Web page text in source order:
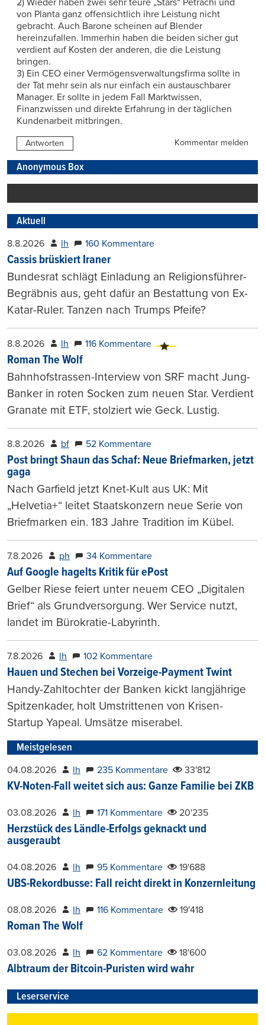
von Planta ganz offensichtlich ihre Leistung nicht
gebracht. Auch Barone scheinen auf Blender
hereinzufallen. Immerhin haben die beiden sicher gut
verdient auf Kosten der anderen, die die Leistung
bringen.
3) Ein CEO einer Vermögensverwaltungsfirma sollte in
der Tat mehr sein als nur einfach ein austauschbarer
Manager. Er sollte in jedem Fall Marktwissen,
Finanzwissen und direkte Erfahrung in der täglichen
Kundenarbeit mitbringen.
Antworten Kommentar melden
Anonymous Box
Aktuell
8.8.2026 lh 160 Kommentare
Cassis brüskiert Iraner
Bundesrat schlägt Einladung an Religionsführer-
Begräbnis aus, geht dafür an Bestattung von Ex-
Katar-Ruler. Tanzen nach Trumps Pfeife?
8.8.2026 lh 116 Kommentare
Roman The Wolf
Bahnhofstrassen-Interview von SRF macht Jung-
Banker in roten Socken zum neuen Star. Verdient
Granate mit ETF, stolziert wie Geck. Lustig.
8.8.2026 bf 52 Kommentare
Post bringt Shaun das Schaf: Neue Briefmarken, jetzt
gaga
Nach Garfield jetzt Knet-Kult aus UK: Mit
„Helvetia+“ leitet Staatskonzern neue Serie von
Briefmarken ein. 183 Jahre Tradition im Kübel.
7.8.2026 ph 34 Kommentare
Auf Google hagelts Kritik für ePost
Gelber Riese feiert unter neuem CEO „Digitalen
Brief“ als Grundversorgung. Wer Service nutzt,
landet im Bürokratie-Labyrinth.
7.8.2026 lh 102 Kommentare
Hauen und Stechen bei Vorzeige-Payment Twint
Handy-Zahltochter der Banken kickt langjährige
Spitzenkader, holt Umstrittenen von Krisen-
Startup Yapeal. Umsätze miserabel.
Meistgelesen
04.08.2026 lh 235 Kommentare 33'812
KV-Noten-Fall weitet sich aus: Ganze Familie bei ZKB
03.08.2026 lh 171 Kommentare 20'235
Herzstück des Ländle-Erfolgs geknackt und
ausgeraubt
04.08.2026 lh 95 Kommentare 19'688
UBS-Rekordbusse: Fall reicht direkt in Konzernleitung
08.08.2026 lh 116 Kommentare 19'418
Roman The Wolf
03.08.2026 lh 62 Kommentare 18'600
Albtraum der Bitcoin-Puristen wird wahr
Leserservice